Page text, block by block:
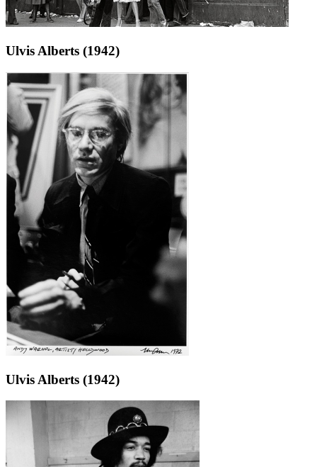
Ulvis Alberts (1942)
Ulvis Alberts (1942)